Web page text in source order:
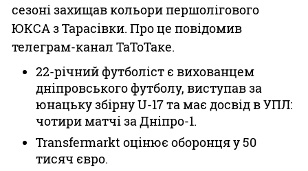
сезоні захищав кольори першолігового
ЮКСА з Тарасівки. Про це повідомив
телеграм-канал ТаТоТаке.
22-річний футболіст є вихованцем
дніпровського футболу, виступав за
юнацьку збірну U-17 та має досвід в УПЛ:
чотири матчі за Дніпро-1.
Transfermarkt оцінює оборонця у 50
тисяч євро.